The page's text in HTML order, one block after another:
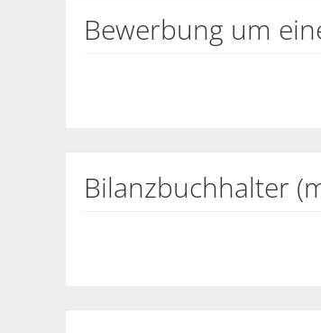
Bewerbung um
Bilanzbuchhalter